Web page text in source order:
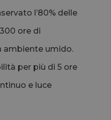
l’80% delle
ore di
ambiente umido.
per più di 5 ore
e luce